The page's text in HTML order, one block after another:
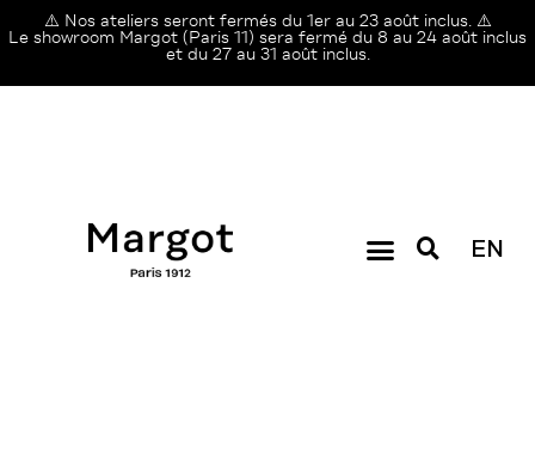
⚠️ Nos ateliers seront fermés du 1er au 23 août inclus. ⚠️
Le showroom Margot (Paris 11) sera fermé du 8 au 24 août inclus
et du 27 au 31 août inclus.
EN